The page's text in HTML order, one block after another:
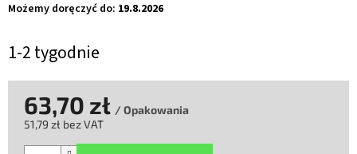
1-2 tygodnie
Możemy doręczyć do: 19.8.2026
63,70 zł / Opakowania
51,79 zł bez VAT